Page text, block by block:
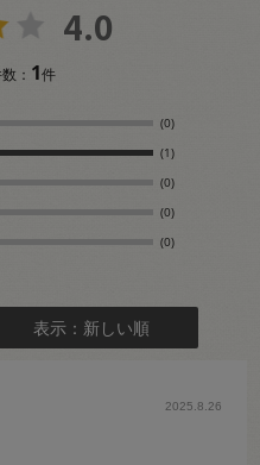
4.0
： 1件
(0)
(1)
(0)
(0)
(0)
表示：新しい順
2025.8.26